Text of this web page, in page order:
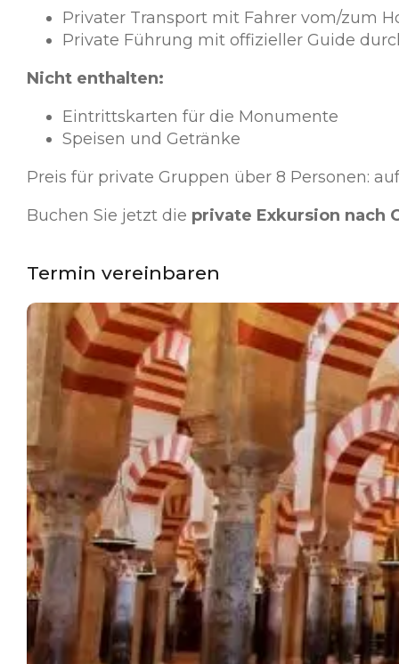
Privater Transport mit Fahrer vom/zum
Private Führung mit offizieller Guide
Nicht enthalten:
Eintrittskarten für die Monumente
Speisen und Getränke
Preis für private Gruppen über 8 Personen:
Buchen Sie jetzt die private Exkursion nach
Termin vereinbaren